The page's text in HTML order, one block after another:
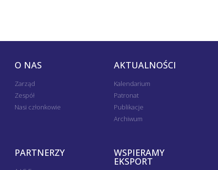
O NAS
Zarząd
Zespół
Nasi członkowie
AKTUALNOŚCI
Kalendarium
Patronat
Publikacje
Archiwum
PARTNERZY WSPIERAMY
EKSPORT